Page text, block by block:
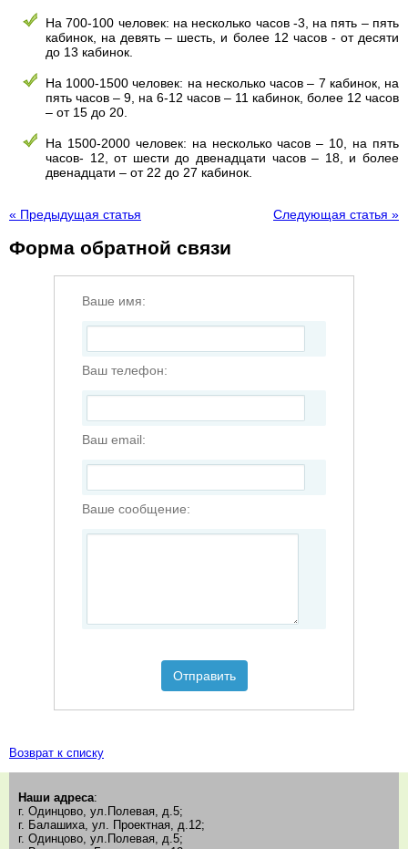
На 700-100 человек: на несколько часов -3, на пять – пять
кабинок, на девять – шесть, и более 12 часов - от десяти
до 13 кабинок.
На 1000-1500 человек: на несколько часов – 7 кабинок, на
пять часов – 9, на 6-12 часов – 11 кабинок, более 12 часов
– от 15 до 20.
На 1500-2000 человек: на несколько часов – 10, на пять
часов- 12, от шести до двенадцати часов – 18, и более
двенадцати – от 22 до 27 кабинок.
« Предыдущая статья Следующая статья »
Форма обратной связи
Ваше имя:
Ваш телефон:
Ваш email:
Ваше сообщение:
Отправить
Возврат к списку
Наши адреса:
г. Одинцово, ул.Полевая, д.5;
г. Балашиха, ул. Проектная, д.12;
г. Одинцово, ул.Полевая, д.5;